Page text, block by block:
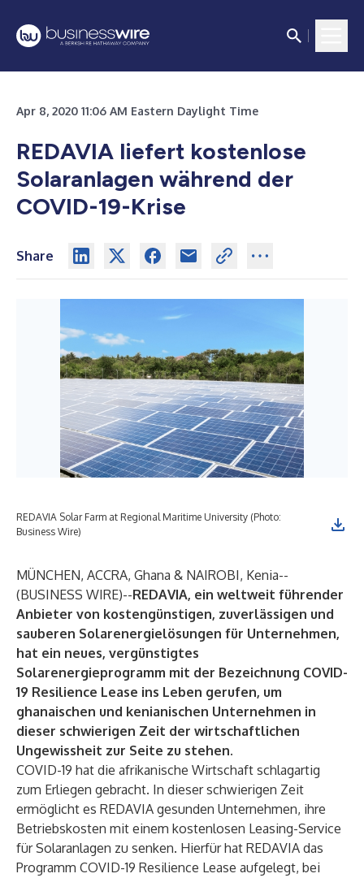
Apr 8, 2020 11:06 AM Eastern Daylight Time
REDAVIA liefert kostenlose
Solaranlagen während der
COVID-19-Krise
Share
REDAVIA Solar Farm at Regional Maritime University (Photo:
Business Wire)
MÜNCHEN, ACCRA, Ghana & NAIROBI, Kenia--
(BUSINESS WIRE)--REDAVIA, ein weltweit führender
Anbieter von kostengünstigen, zuverlässigen und
sauberen Solarenergielösungen für Unternehmen,
hat ein neues, vergünstigtes
Solarenergieprogramm mit der Bezeichnung COVID-
19 Resilience Lease ins Leben gerufen, um
ghanaischen und kenianischen Unternehmen in
dieser schwierigen Zeit der wirtschaftlichen
Ungewissheit zur Seite zu stehen.
COVID-19 hat die afrikanische Wirtschaft schlagartig
zum Erliegen gebracht. In dieser schwierigen Zeit
ermöglicht es REDAVIA gesunden Unternehmen, ihre
Betriebskosten mit einem kostenlosen Leasing-Service
für Solaranlagen zu senken. Hierfür hat REDAVIA das
Programm COVID-19 Resilience Lease aufgelegt, bei